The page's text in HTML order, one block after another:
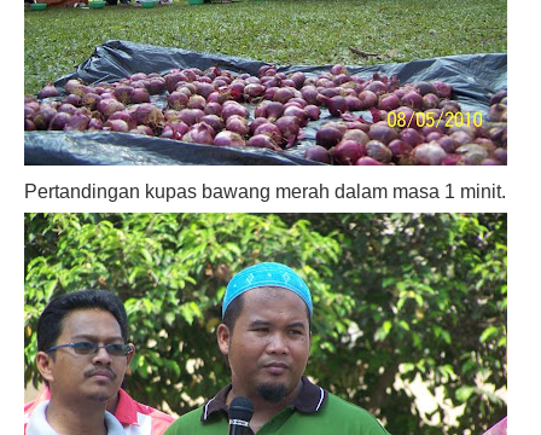
Pertandingan kupas bawang merah dalam masa 1 minit.